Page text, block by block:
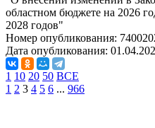
областном бюджете на 2026
2028 годов"
Номер опубликования:
Дата опубликования:
1 10 20 50 ВСЕ
1 2 3 4 5 6 ... 966